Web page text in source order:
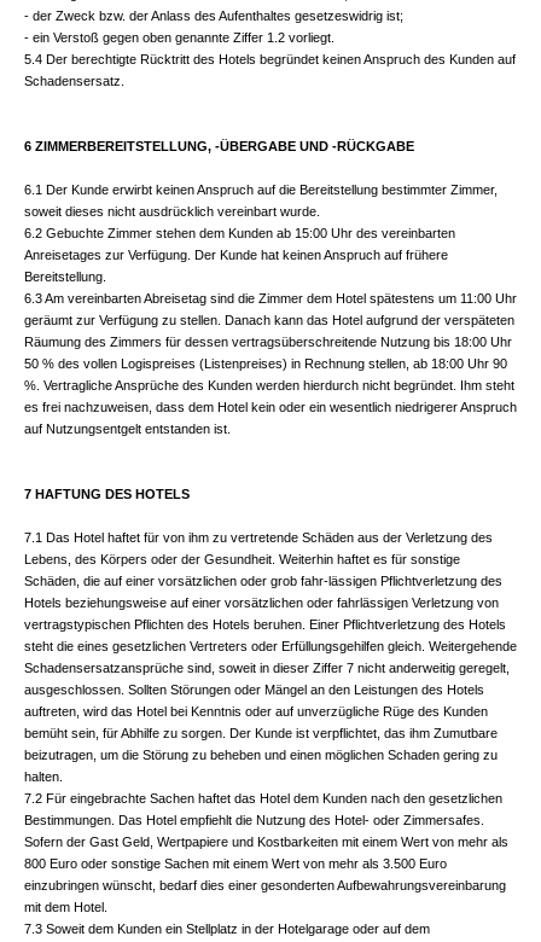
- der Zweck bzw. der Anlass des Aufenthaltes gesetzeswidrig ist;
- ein Verstoß gegen oben genannte Ziffer 1.2 vorliegt.
5.4 Der berechtigte Rücktritt des Hotels begründet keinen Anspruch des Kunden auf
Schadensersatz.
6 ZIMMERBEREITSTELLUNG, -ÜBERGABE UND -RÜCKGABE
6.1 Der Kunde erwirbt keinen Anspruch auf die Bereitstellung bestimmter Zimmer,
soweit dieses nicht ausdrücklich vereinbart wurde.
6.2 Gebuchte Zimmer stehen dem Kunden ab 15:00 Uhr des vereinbarten
Anreisetages zur Verfügung. Der Kunde hat keinen Anspruch auf frühere
Bereitstellung.
6.3 Am vereinbarten Abreisetag sind die Zimmer dem Hotel spätestens um 11:00 Uhr
geräumt zur Verfügung zu stellen. Danach kann das Hotel aufgrund der verspäteten
Räumung des Zimmers für dessen vertragsüberschreitende Nutzung bis 18:00 Uhr
50 % des vollen Logispreises (Listenpreises) in Rechnung stellen, ab 18:00 Uhr 90
%. Vertragliche Ansprüche des Kunden werden hierdurch nicht begründet. Ihm steht
es frei nachzuweisen, dass dem Hotel kein oder ein wesentlich niedrigerer Anspruch
auf Nutzungsentgelt entstanden ist.
7 HAFTUNG DES HOTELS
7.1 Das Hotel haftet für von ihm zu vertretende Schäden aus der Verletzung des
Lebens, des Körpers oder der Gesundheit. Weiterhin haftet es für sonstige
Schäden, die auf einer vorsätzlichen oder grob fahr-lässigen Pflichtverletzung des
Hotels beziehungsweise auf einer vorsätzlichen oder fahrlässigen Verletzung von
vertragstypischen Pflichten des Hotels beruhen. Einer Pflichtverletzung des Hotels
steht die eines gesetzlichen Vertreters oder Erfüllungsgehilfen gleich. Weitergehende
Schadensersatzansprüche sind, soweit in dieser Ziffer 7 nicht anderweitig geregelt,
ausgeschlossen. Sollten Störungen oder Mängel an den Leistungen des Hotels
auftreten, wird das Hotel bei Kenntnis oder auf unverzügliche Rüge des Kunden
bemüht sein, für Abhilfe zu sorgen. Der Kunde ist verpflichtet, das ihm Zumutbare
beizutragen, um die Störung zu beheben und einen möglichen Schaden gering zu
halten.
7.2 Für eingebrachte Sachen haftet das Hotel dem Kunden nach den gesetzlichen
Bestimmungen. Das Hotel empfiehlt die Nutzung des Hotel- oder Zimmersafes.
Sofern der Gast Geld, Wertpapiere und Kostbarkeiten mit einem Wert von mehr als
800 Euro oder sonstige Sachen mit einem Wert von mehr als 3.500 Euro
einzubringen wünscht, bedarf dies einer gesonderten Aufbewahrungsvereinbarung
mit dem Hotel.
7.3 Soweit dem Kunden ein Stellplatz in der Hotelgarage oder auf dem